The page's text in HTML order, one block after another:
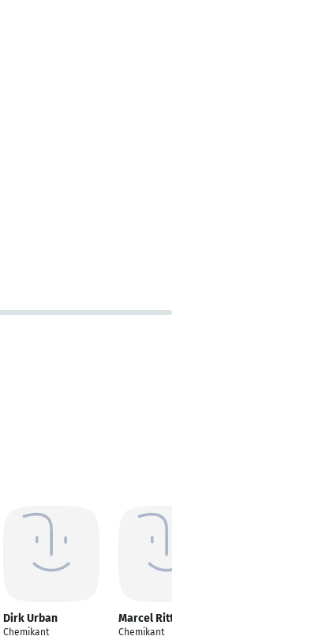
Dirk Urban
Chemikant
Marcel Rittmeyer
Chemikant